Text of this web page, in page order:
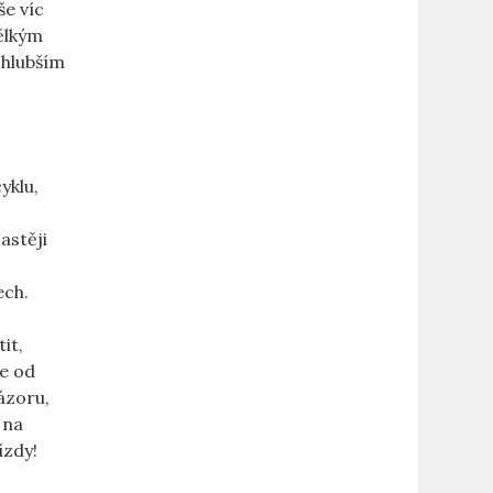
víc
od